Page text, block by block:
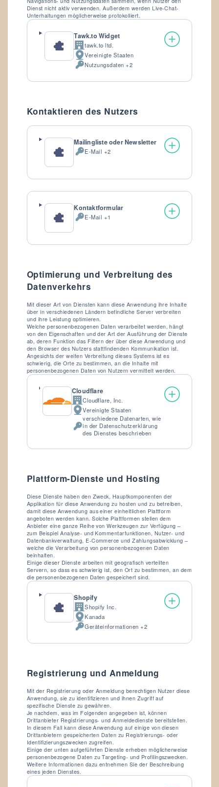
Dienst nicht aktiv verwenden. Außerdem werden Live-Chat-
Unterhaltungen möglicherweise protokolliert.
Tawk.to Widget
Firma:tawk.to ltd.
Verarbeitungsort:
Vereinigte Staaten
Verarbeitete
Daten:
Nutzungsdaten +2
Kontaktieren des Nutzers
Mailingliste oder Newsletter
Verarbeitete
E-Mail +2
Kontaktformular
Verarbeitete
E-Mail +1
Optimierung und Verbreitung des
Datenverkehrs
Mit dieser Art von Diensten kann diese Anwendung ihre Inhalte
über in verschiedenen Ländern befindliche Server verbreiten
und ihre Leistung optimieren.
Welche personenbezogenen Daten verarbeitet werden, hängt
von den Eigenschaften und der Art der Ausführung der Dienste
ab, deren Funktion das Filtern der über diese Anwendung und
den Browser des Nutzers stattfindenden Kommunikation ist.
Angesichts der weiten Verbreitung dieses Systems ist es
schwierig, die Orte zu bestimmen, an die Inhalte mit
personenbezogenen Daten von Nutzern vermittelt werden.
Cloudflare
Firma:Cloudflare, Inc.
Verarbeitungsort:
Vereinigte Staaten
Verarbeitete
personenbezogene
verschiedene Datenarten, wie
in der Datenschutzerklärung
des Dienstes beschrieben
Plattform-Dienste und Hosting
Diese Dienste haben den Zweck, Hauptkomponenten der
Applikation für diese Anwendung zu hosten und zu betreiben,
damit diese Anwendung aus einer einheitlichen Plattform
angeboten werden kann. Solche Plattformen stellen dem
Anbieter eine ganze Reihe von Werkzeugen zur Verfügung –
zum Beispiel Analyse- und Kommentarfunktionen, Nutzer- und
Datenbankverwaltung, E-Commerce und Zahlungsabwicklung –
welche die Verarbeitung von personenbezogenen Daten
beinhalten.
Einige dieser Dienste arbeiten mit geografisch verteilten
Servern, so dass es schwierig ist, den Ort zu bestimmen, an dem
die personenbezogenen Daten gespeichert sind.
Shopify
Firma:Shopify Inc.
Verarbeitungsort:
Kanada
Verarbeitete
Daten:
Geräteinformationen +2
Registrierung und Anmeldung
Mit der Registrierung oder Anmeldung berechtigen Nutzer diese
Anwendung, sie zu identifizieren und ihnen Zugriff auf
spezifische Dienste zu gewähren.
Je nachdem, was im Folgenden angegeben ist, können
Drittanbieter Registrierungs- und Anmeldedienste bereitstellen.
In diesem Fall kann diese Anwendung auf einige von diesen
Drittanbietern gespeicherten Daten zu Registrierungs- oder
Identifizierungszwecken zugreifen.
Einige der unten aufgeführten Dienste erheben möglicherweise
personenbezogene Daten zu Targeting- und Profilingszwecken.
Weitere Informationen dazu entnehmen Sie der Beschreibung
eines jeden Dienstes.